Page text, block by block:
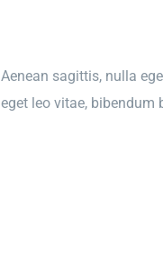
Aenean sagittis, nulla
eget leo vitae, bibendum